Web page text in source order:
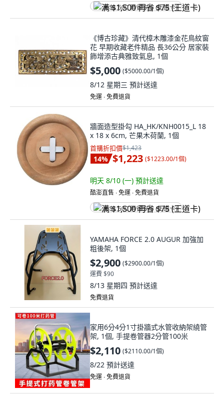
满 $1,500 再省 $75 (王道卡)
《博古珍藏》清代樟木雕漆金花鳥紋窗
花 早期收藏老件精品 長36公分 居家裝
飾增添古典雅致氣息, 1個
$5,000 ($5000.00/1個)
8/12 星期三 預計送達
免運 ∙ 免費退貨
牆面造型掛勾 HA_HK/KNH0015_L 18
x 18 x 6cm, 芒果木荷蘭, 1個
首購折扣價$1,423
14% $1,223 ($1223.00/1個)
明天 8/10 (一) 預計送達
酷澎直售 ∙ 免運 ∙ 免費退貨
满 $1,500 再省 $75 (王道卡)
YAMAHA FORCE 2.0 AUGUR 加強加
粗後架, 1個
$2,900 ($2900.00/1個)
運費 $90
8/13 星期四 預計送達
免費退貨
家用6分4分1寸掛牆式水管收納架繞管
架, 1個, 手提卷管器2分管100米
$2,110 ($2110.00/1個)
8/22 預計送達
免運 ∙ 免費退貨